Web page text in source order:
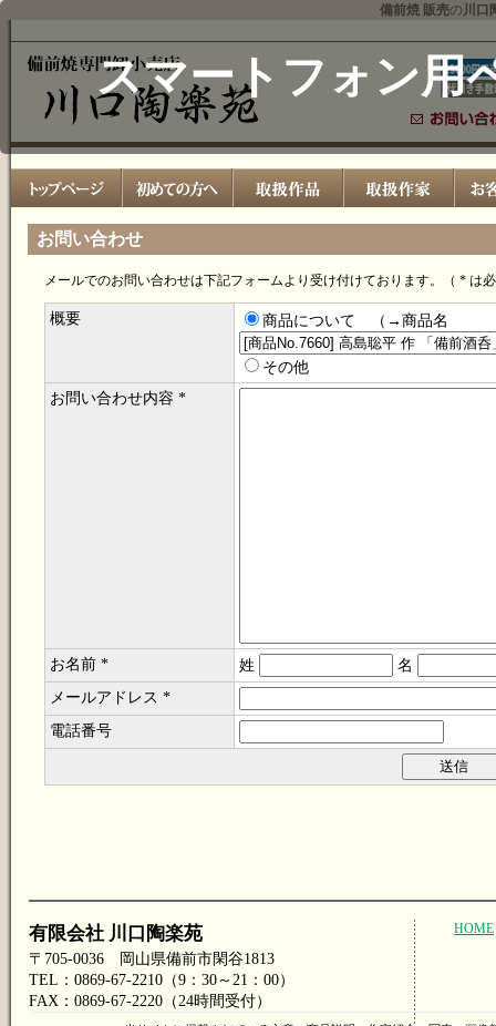
備前焼 販売の川口
スマートフォン用
お問い合わせ
メールでのお問い合わせは下記フォームより受け付けております。（ * は
概要 商品について （→商品名
その他
お問い合わせ内容 *
お名前 * 姓
名
メールアドレス *
電話番号
有限会社 川口陶楽苑
〒705-0036 岡山県備前市閑谷1813
TEL：0869-67-2210（9：30～21：00）
FAX：0869-67-2220（24時間受付）
HOME